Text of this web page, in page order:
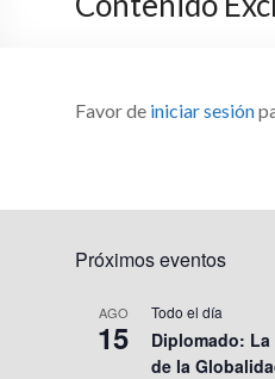
Favor de iniciar sesión
Próximos eventos
AGO
15
Todo el día
Diplomado:
de la